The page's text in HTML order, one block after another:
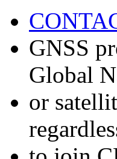
GNSS
Global
or